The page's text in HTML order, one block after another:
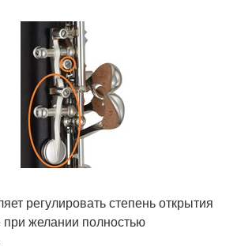
регулировать степень открытия
при желании полностью